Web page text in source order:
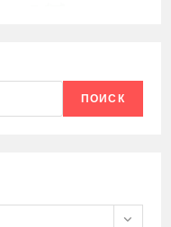
ПОИСК